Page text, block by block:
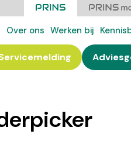
Over ons Werken bij